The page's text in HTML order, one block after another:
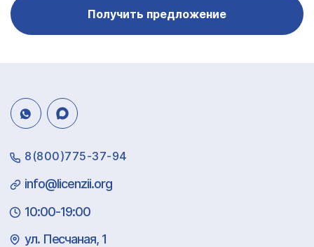
Получить предложение
8(800)775-37-94
info@licenzii.org
10:00-19:00
ул. Песчаная, 1